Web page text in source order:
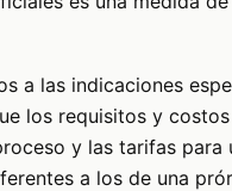
a las indicaciones
los requisitos y costos
y las tarifas para
a los de una